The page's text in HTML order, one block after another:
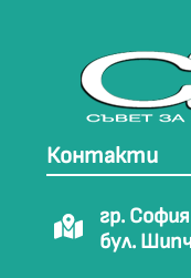
Контакти
гр. София
бул.